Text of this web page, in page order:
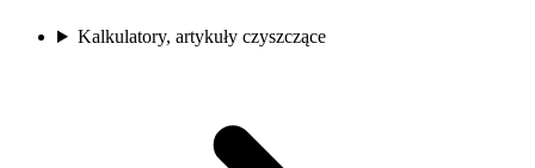
Kalkulatory, artykuły czyszczące